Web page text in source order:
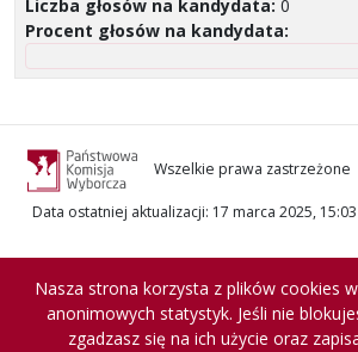
Liczba głosów na kandydata: 0
Procent głosów na kandydata:
Wszelkie prawa zastrzeżone
Data ostatniej aktualizacji: 17 marca 2025, 15:03
Nasza strona korzysta z plików cookies
anonimowych statystyk. Jeśli nie
zgadzasz się na ich użycie oraz